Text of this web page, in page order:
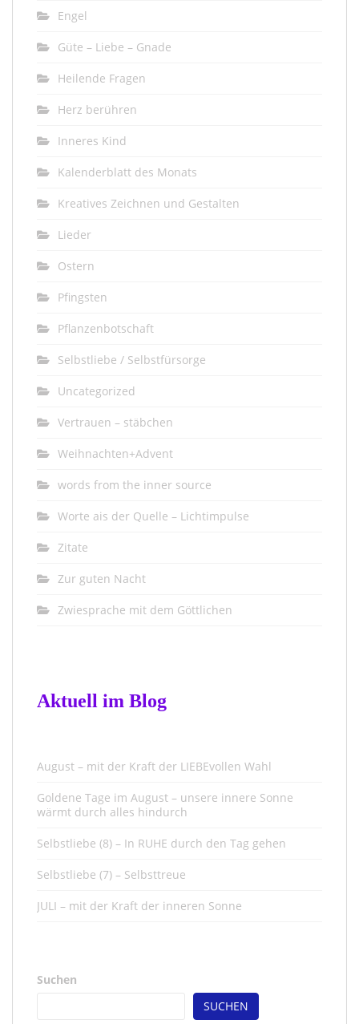
Engel
Güte – Liebe – Gnade
Heilende Fragen
Herz berühren
Inneres Kind
Kalenderblatt des Monats
Kreatives Zeichnen und Gestalten
Lieder
Ostern
Pfingsten
Pflanzenbotschaft
Selbstliebe / Selbstfürsorge
Uncategorized
Vertrauen – stäbchen
Weihnachten+Advent
words from the inner source
Worte ais der Quelle – Lichtimpulse
Zitate
Zur guten Nacht
Zwiesprache mit dem Göttlichen
Aktuell im Blog
August – mit der Kraft der LIEBEvollen Wahl
Goldene Tage im August – unsere innere Sonne
wärmt durch alles hindurch
Selbstliebe (8) – In RUHE durch den Tag gehen
Selbstliebe (7) – Selbsttreue
JULI – mit der Kraft der inneren Sonne
Suchen
SUCHEN